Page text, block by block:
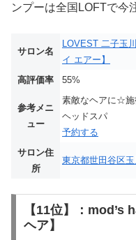
ンプーは全国LOFTで今
サロン名
LOVEST 二子玉
イ エアー】
高評価率
55%
参考メニ
ュー
素敵なヘアに☆施
ヘッドスパ
予約する
サロン住
所
東京都世田谷区
【11位】：mod’s
ヘア】